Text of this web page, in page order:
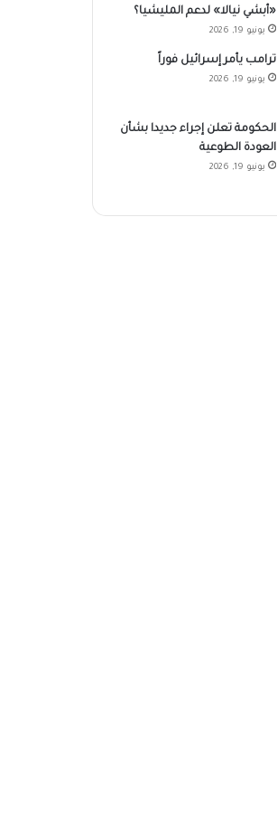
«أبشي نيالا» لدعم المليشيا؟
يونيو 19, 2026
ترامب يأمر إسرائيل فوراً
يونيو 19, 2026
الحكومة تعلن إجراء جديدا بشأن
العودة الطوعية
يونيو 19, 2026